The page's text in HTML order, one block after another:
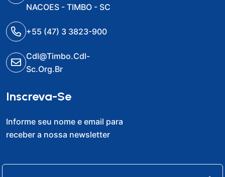
NACOES - TIMBO - SC
+55 (47) 3 3823-900
Cdl@timbo.cdl-
Sc.org.br
Inscreva-Se
Informe seu nome e email para
receber a nossa newsletter